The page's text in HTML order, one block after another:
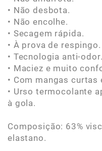
• Não desbota.
• Não encolhe.
• Secagem rápida.
• À prova de respingo.
• Tecnologia anti-odor.
• Maciez e muito
• Com mangas
• Urso termocolante
à gola.
Composição: 63%
elastano.